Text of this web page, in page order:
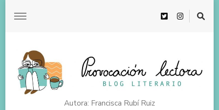
Autora: Francisca Rubí Ruiz